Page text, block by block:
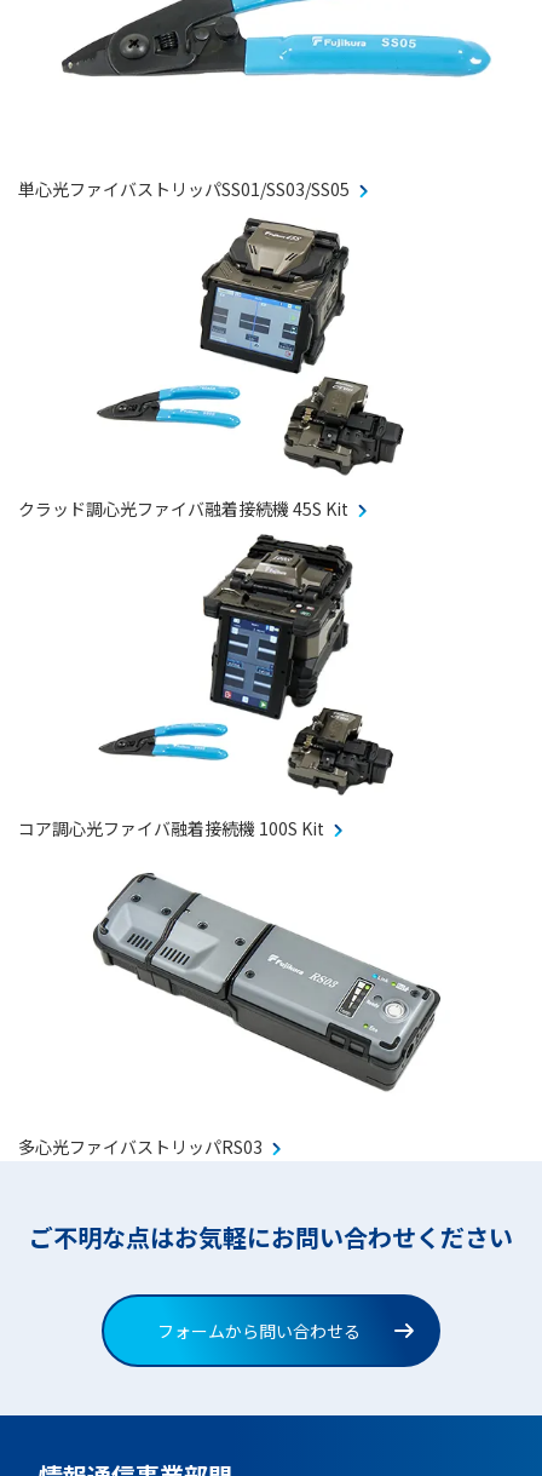
単心光ファイバストリッパSS01/SS03/SS05
クラッド調心光ファイバ融着接続機 45S Kit
コア調心光ファイバ融着接続機 100S Kit
多心光ファイバストリッパRS03
ご不明な点はお気軽にお問い合わせください
フォームから問い合わせる